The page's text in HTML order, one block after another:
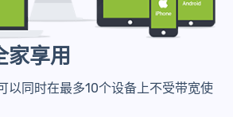
家享用
以同时在最多10个设备上不受带宽使